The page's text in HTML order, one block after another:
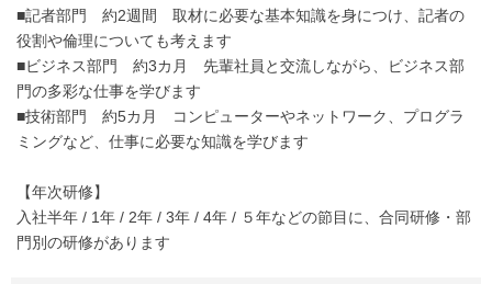
■記者部門 約2週間 取材に必要な基本知識を身につけ、記者の
役割や倫理についても考えます
■ビジネス部門 約3カ月 先輩社員と交流しながら、ビジネス部
門の多彩な仕事を学びます
■技術部門 約5カ月 コンピューターやネットワーク、プログラ
ミングなど、仕事に必要な知識を学びます
【年次研修】
入社半年 / 1年 / 2年 / 3年 / 4年 / ５年などの節目に、合同研修・部
門別の研修があります